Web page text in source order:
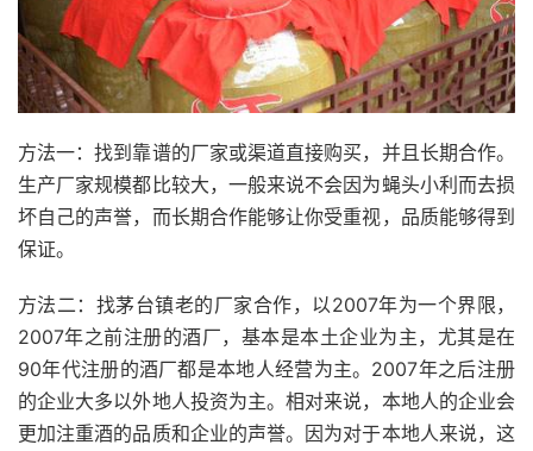
方法一：找到靠谱的厂家或渠道直接购买，并且长期合作。
生产厂家规模都比较大，一般来说不会因为蝇头小利而去损
坏自己的声誉，而长期合作能够让你受重视，品质能够得到
保证。
方法二：找茅台镇老的厂家合作，以2007年为一个界限，
2007年之前注册的酒厂，基本是本土企业为主，尤其是在
90年代注册的酒厂都是本地人经营为主。2007年之后注册
的企业大多以外地人投资为主。相对来说，本地人的企业会
更加注重酒的品质和企业的声誉。因为对于本地人来说，这